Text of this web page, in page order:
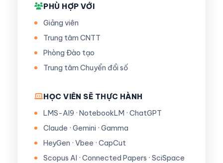
PHÙ HỢP VỚI
Giảng viên
Trung tâm CNTT
Phòng Đào tạo
Trung tâm Chuyển đổi số
HỌC VIÊN SẼ THỰC HÀNH
LMS-AI9 · NotebookLM · ChatGPT
Claude · Gemini · Gamma
HeyGen · Vbee · CapCut
Scopus AI · Connected Papers · SciSpace